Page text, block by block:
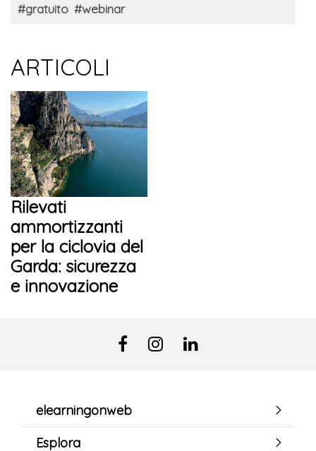
#gratuito #webinar
ARTICOLI
Rilevati
ammortizzanti
per la ciclovia del
Garda: sicurezza
e innovazione
elearningonweb
Esplora